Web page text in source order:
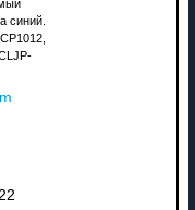
синий.
22